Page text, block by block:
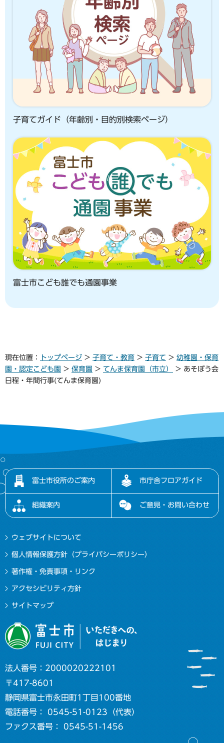
子育てガイド（年齢別・目的別検索ページ）
富士市こども誰でも通園事業
現在位置： トップページ > 子育て・教育 > 子育て > 幼稚園・保育
園・認定こども園 > 保育園 > てんま保育園（市立）
> あそぼう会
日程・年間行事(てんま保育園)
富士市役所のご案内 市庁舎フロアガイド
組織案内 ご意見・お問い合わせ
ウェブサイトについて
個人情報保護方針（プライバシーポリシー）
著作権・免責事項・リンク
アクセシビリティ方針
サイトマップ
法人番号：2000020222101
〒417-8601
静岡県富士市永田町1丁目100番地
電話番号： 0545-51-0123（代表）
ファクス番号： 0545-51-1456